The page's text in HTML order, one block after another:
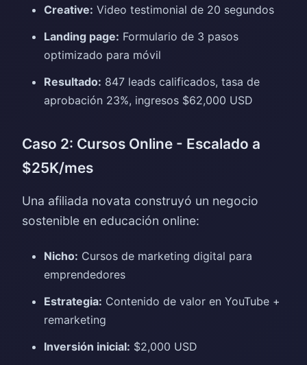
Creative: Video testimonial de 20 segundos
Landing page: Formulario de 3 pasos
optimizado para móvil
Resultado: 847 leads calificados, tasa de
aprobación 23%, ingresos $62,000 USD
Caso 2: Cursos Online - Escalado a
$25K/mes
Una afiliada novata construyó un negocio
sostenible en educación online:
Nicho: Cursos de marketing digital para
emprendedores
Estrategia: Contenido de valor en YouTube +
remarketing
Inversión inicial: $2,000 USD